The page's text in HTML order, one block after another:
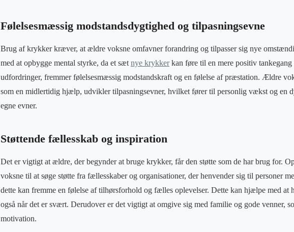
Følelsesmæssig modstandsdygtighed og tilpasningsevne
Brug af krykker kræver, at ældre voksne omfavner forandring og tilpasser sig nye
med at opbygge mental styrke, da et sæt nye krykkerkan føre til en mere positiv
udfordringer, fremmer følelsesmæssig modstandskraft og en følelse af præstation. Ældre
som en midlertidig hjælp, udvikler tilpasningsevner, hvilket fører til personlig vækst og en
egne evner.
Støttende fællesskab og inspiration
Det er vigtigt at ældre, der begynder at bruge krykker, får den støtte som de har brug for.
voksne til at søge støtte fra fællesskaber og organisationer, der henvender sig til personer
dette kan fremme en følelse af tilhørsforhold og fælles oplevelser. Dette kan hjælpe med at
også når det er svært. Derudover er det vigtigt at omgive sig med familie og gode venner,
motivation.